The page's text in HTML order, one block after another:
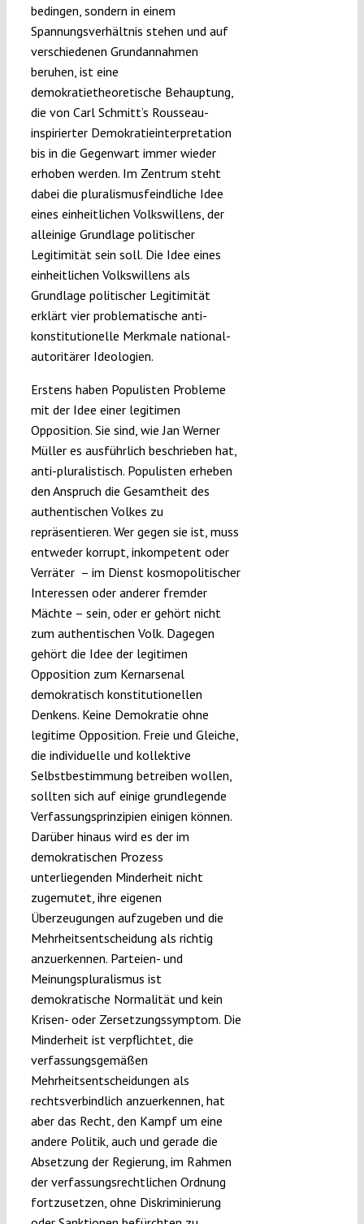
bedingen, sondern in einem
Spannungsverhältnis stehen und auf
verschiedenen Grundannahmen
beruhen, ist eine
demokratietheoretische Behauptung,
die von Carl Schmitt’s Rousseau-
inspirierter Demokratieinterpretation
bis in die Gegenwart immer wieder
erhoben werden. Im Zentrum steht
dabei die pluralismusfeindliche Idee
eines einheitlichen Volkswillens, der
alleinige Grundlage politischer
Legitimität sein soll. Die Idee eines
einheitlichen Volkswillens als
Grundlage politischer Legitimität
erklärt vier problematische anti-
konstitutionelle Merkmale national-
autoritärer Ideologien.
Erstens haben Populisten Probleme
mit der Idee einer legitimen
Opposition. Sie sind, wie Jan Werner
Müller es ausführlich beschrieben hat,
anti-pluralistisch. Populisten erheben
den Anspruch die Gesamtheit des
authentischen Volkes zu
repräsentieren. Wer gegen sie ist, muss
entweder korrupt, inkompetent oder
Verräter – im Dienst kosmopolitischer
Interessen oder anderer fremder
Mächte – sein, oder er gehört nicht
zum authentischen Volk. Dagegen
gehört die Idee der legitimen
Opposition zum Kernarsenal
demokratisch konstitutionellen
Denkens. Keine Demokratie ohne
legitime Opposition. Freie und Gleiche,
die individuelle und kollektive
Selbstbestimmung betreiben wollen,
sollten sich auf einige grundlegende
Verfassungsprinzipien einigen können.
Darüber hinaus wird es der im
demokratischen Prozess
unterliegenden Minderheit nicht
zugemutet, ihre eigenen
Überzeugungen aufzugeben und die
Mehrheitsentscheidung als richtig
anzuerkennen. Parteien- und
Meinungspluralismus ist
demokratische Normalität und kein
Krisen- oder Zersetzungssymptom. Die
Minderheit ist verpflichtet, die
verfassungsgemäßen
Mehrheitsentscheidungen als
rechtsverbindlich anzuerkennen, hat
aber das Recht, den Kampf um eine
andere Politik, auch und gerade die
Absetzung der Regierung, im Rahmen
der verfassungsrechtlichen Ordnung
fortzusetzen, ohne Diskriminierung